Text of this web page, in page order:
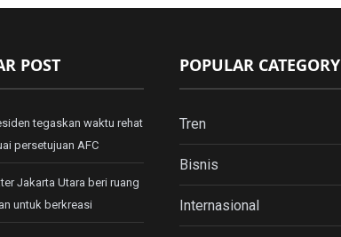
POST
tegaskan waktu rehat
persetujuan AFC
Jakarta Utara beri ruang
untuk berkreasi
POPULAR CATEGORY
Tren
Bisnis
Internasional